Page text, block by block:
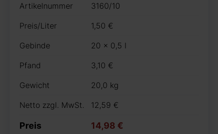
Artikelnummer 3160/10
Preis/Liter 1,50 €
Gebinde 20 x 0,5 l
Pfand 3,10 €
Gewicht 20,0 kg
Netto zzgl. MwSt. 12,59 €
Preis 14,98 €